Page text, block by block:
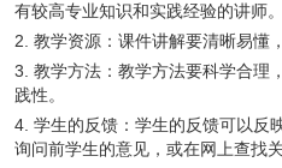
有较高专业知识和实践经验的讲师。
2. 教学资源：课件讲解要清晰易懂
3. 教学方法：教学方法要科学合理
践性。
4. 学生的反馈：学生的反馈可以反
询问前学生的意见，或在网上查找